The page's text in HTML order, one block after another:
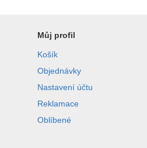
Můj profil
Košík
Objednávky
Nastavení účtu
Reklamace
Oblíbené